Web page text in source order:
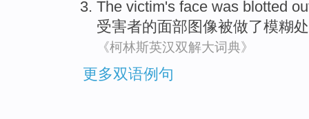
The victim's face was blotted
受害者的面部图像被做了模糊
《柯林斯英汉双解大词典》
更多双语例句